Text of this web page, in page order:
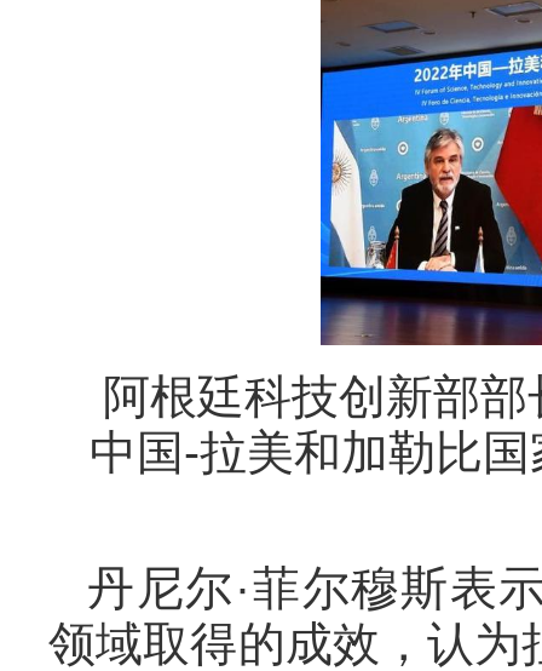
阿根廷科技创新部
中国-拉美和加勒比
丹尼尔·菲尔穆斯表
领域取得的成效，认